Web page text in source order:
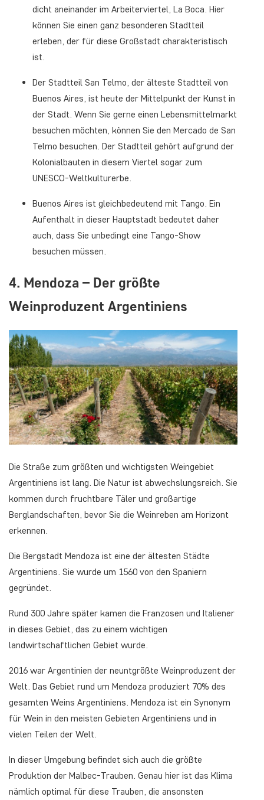
dicht aneinander im Arbeiterviertel, La Boca. Hier
können Sie einen ganz besonderen Stadtteil
erleben, der für diese Großstadt charakteristisch
ist.
Der Stadtteil San Telmo, der älteste Stadtteil von
Buenos Aires, ist heute der Mittelpunkt der Kunst in
der Stadt. Wenn Sie gerne einen Lebensmittelmarkt
besuchen möchten, können Sie den Mercado de San
Telmo besuchen. Der Stadtteil gehört aufgrund der
Kolonialbauten in diesem Viertel sogar zum
UNESCO-Weltkulturerbe.
Buenos Aires ist gleichbedeutend mit Tango. Ein
Aufenthalt in dieser Hauptstadt bedeutet daher
auch, dass Sie unbedingt eine Tango-Show
besuchen müssen.
4. Mendoza – Der größte
Weinproduzent Argentiniens
Die Straße zum größten und wichtigsten Weingebiet
Argentiniens ist lang. Die Natur ist abwechslungsreich. Sie
kommen durch fruchtbare Täler und großartige
Berglandschaften, bevor Sie die Weinreben am Horizont
erkennen.
Die Bergstadt Mendoza ist eine der ältesten Städte
Argentiniens. Sie wurde um 1560 von den Spaniern
gegründet.
Rund 300 Jahre später kamen die Franzosen und Italiener
in dieses Gebiet, das zu einem wichtigen
landwirtschaftlichen Gebiet wurde.
2016 war Argentinien der neuntgrößte Weinproduzent der
Welt. Das Gebiet rund um Mendoza produziert 70% des
gesamten Weins Argentiniens. Mendoza ist ein Synonym
für Wein in den meisten Gebieten Argentiniens und in
vielen Teilen der Welt.
In dieser Umgebung befindet sich auch die größte
Produktion der Malbec-Trauben. Genau hier ist das Klima
nämlich optimal für diese Trauben, die ansonsten